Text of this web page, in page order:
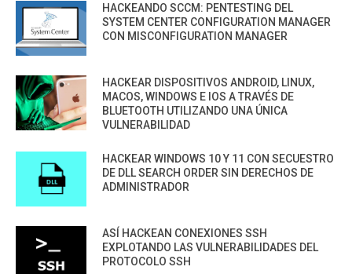
HACKEANDO SCCM: PENTESTING DEL
SYSTEM CENTER CONFIGURATION MANAGER
CON MISCONFIGURATION MANAGER
HACKEAR DISPOSITIVOS ANDROID, LINUX,
MACOS, WINDOWS E IOS A TRAVÉS DE
BLUETOOTH UTILIZANDO UNA ÚNICA
VULNERABILIDAD
HACKEAR WINDOWS 10 Y 11 CON SECUESTRO
DE DLL SEARCH ORDER SIN DERECHOS DE
ADMINISTRADOR
ASÍ HACKEAN CONEXIONES SSH
EXPLOTANDO LAS VULNERABILIDADES DEL
PROTOCOLO SSH